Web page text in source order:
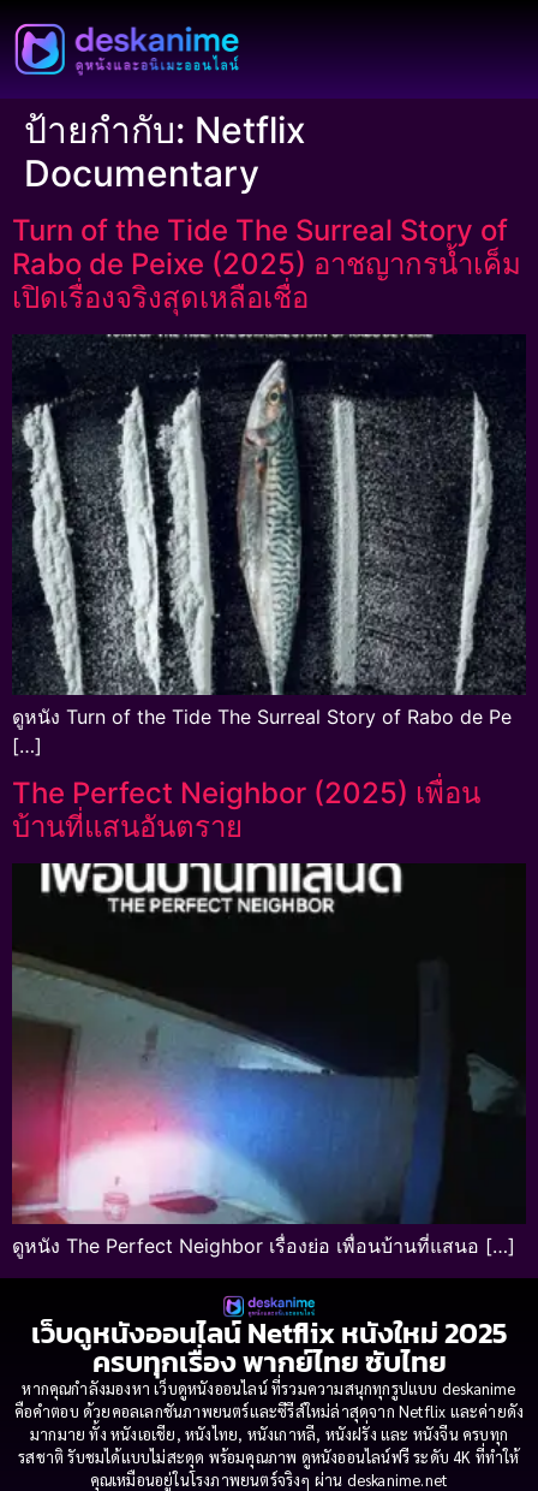
ป้ายกำกับ: Netflix
Documentary
Turn of the Tide The Surreal Story of
Rabo de Peixe (2025) อาชญากรน้ำเค็ม
เปิดเรื่องจริงสุดเหลือเชื่อ
ดูหนัง Turn of the Tide The Surreal Story of Rabo de Pe
[…]
The Perfect Neighbor (2025) เพื่อน
บ้านที่แสนอันตราย
ดูหนัง The Perfect Neighbor เรื่องย่อ เพื่อนบ้านที่แสนอ […]
เว็บดูหนังออนไลน์ Netflix หนังใหม่ 2025
ครบทุกเรื่อง พากย์ไทย ซับไทย
หากคุณกำลังมองหา เว็บดูหนังออนไลน์ ที่รวมความสนุกทุกรูปแบบ deskanime
คือคำตอบ ด้วยคอลเลกชันภาพยนตร์และซีรีส์ใหม่ล่าสุดจาก Netflix และค่ายดัง
มากมาย ทั้ง หนังเอเชีย, หนังไทย, หนังเกาหลี, หนังฝรั่ง และ หนังจีน ครบทุก
รสชาติ รับชมได้แบบไม่สะดุด พร้อมคุณภาพ ดูหนังออนไลน์ฟรี ระดับ 4K ที่ทำให้
คุณเหมือนอยู่ในโรงภาพยนตร์จริงๆ ผ่าน deskanime.net